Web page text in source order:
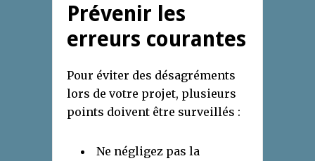
Prévenir les
erreurs courantes
Pour éviter des désagréments
lors de votre projet, plusieurs
points doivent être surveillés :
Ne négligez pas la